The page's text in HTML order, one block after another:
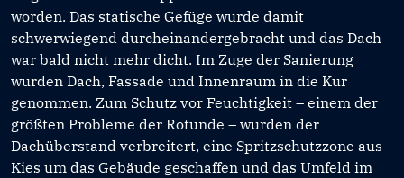
worden. Das statische Gefüge wurde damit
schwerwiegend durcheinandergebracht und das Dach
war bald nicht mehr dicht. Im Zuge der Sanierung
wurden Dach, Fassade und Innenraum in die Kur
genommen. Zum Schutz vor Feuchtigkeit – einem der
größten Probleme der Rotunde – wurden der
Dachüberstand verbreitert, eine Spritzschutzzone aus
Kies um das Gebäude geschaffen und das Umfeld im